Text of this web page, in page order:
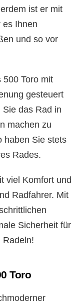
ist er mit
es Ihnen
und so vor
500 Toro mit
gesteuert
das Rad in
machen zu
haben Sie stets
Rades.
viel Komfort und
Radfahrer. Mit
Sicherheit für
Radeln!
Toro